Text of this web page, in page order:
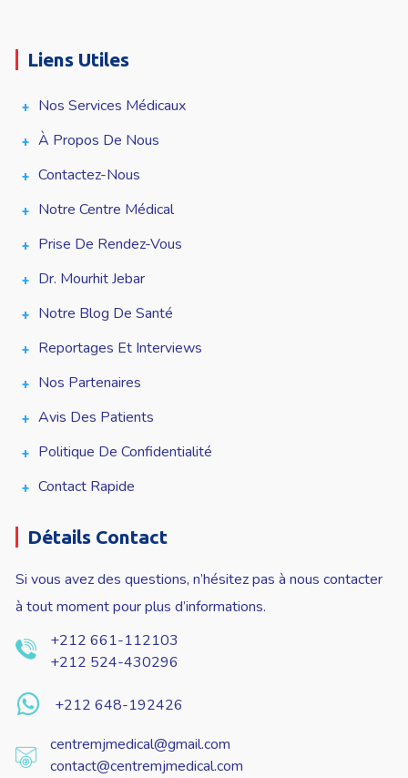
Liens Utiles
Nos Services Médicaux
À Propos De Nous
Contactez-Nous
Notre Centre Médical
Prise De Rendez-Vous
Dr. Mourhit Jebar
Notre Blog De Santé
Reportages Et Interviews
Nos Partenaires
Avis Des Patients
Politique De Confidentialité
Contact Rapide
Détails Contact
Si vous avez des questions, n’hésitez pas à nous contacter
à tout moment pour plus d’informations.
+212 661-112103
+212 524-430296
+212 648-192426
centremjmedical@gmail.com
contact@centremjmedical.com